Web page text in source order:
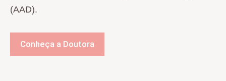
(AAD).
Conheça a Doutora